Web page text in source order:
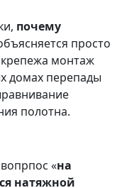
почему
просто
крепежа монтаж
домах перепады
полотна.
«на
натяжной